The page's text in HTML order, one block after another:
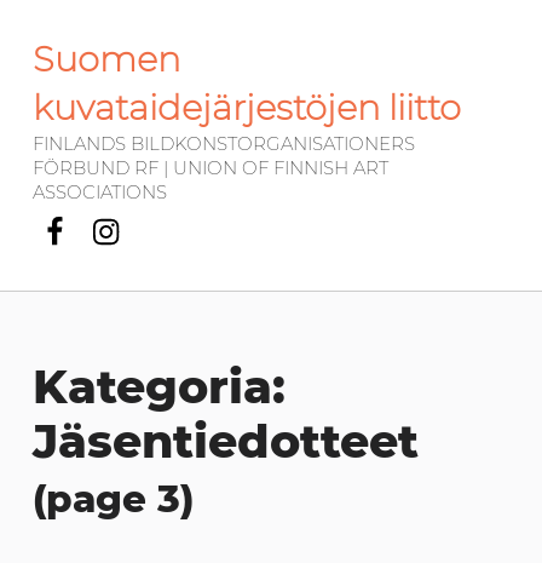
Suomen
kuvataidejärjestöjen liitto
FINLANDS BILDKONSTORGANISATIONERS
FÖRBUND RF | UNION OF FINNISH ART
ASSOCIATIONS
Facebook
Instagram
Kategoria:
Jäsentiedotteet
(page 3)